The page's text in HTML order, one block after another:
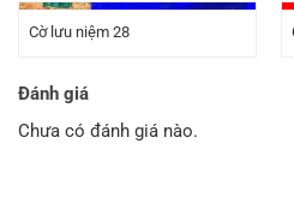
Cờ lưu niệm 28
Đánh giá
Chưa có đánh giá nào.